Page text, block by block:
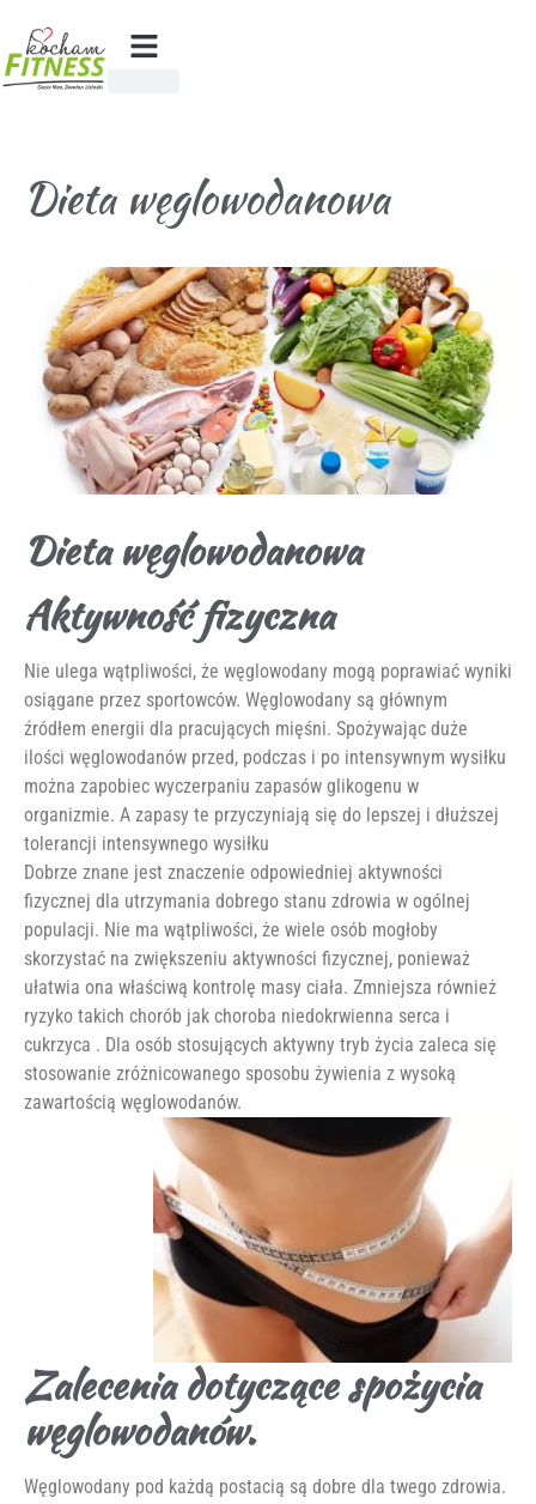
Dieta węglowodanowa
Dieta węglowodanowa
Aktywność fizyczna
Nie ulega wątpliwości, że węglowodany mogą poprawiać wyniki
osiągane przez sportowców. Węglowodany są głównym
źródłem energii dla pracujących mięśni. Spożywając duże
ilości węglowodanów przed, podczas i po intensywnym wysiłku
można zapobiec wyczerpaniu zapasów glikogenu w
organizmie. A zapasy te przyczyniają się do lepszej i dłuższej
tolerancji intensywnego wysiłku
Dobrze znane jest znaczenie odpowiedniej aktywności
fizycznej dla utrzymania dobrego stanu zdrowia w ogólnej
populacji. Nie ma wątpliwości, że wiele osób mogłoby
skorzystać na zwiększeniu aktywności fizycznej, ponieważ
ułatwia ona właściwą kontrolę masy ciała. Zmniejsza również
ryzyko takich chorób jak choroba niedokrwienna serca i
cukrzyca . Dla osób stosujących aktywny tryb życia zaleca się
stosowanie zróżnicowanego sposobu żywienia z wysoką
zawartością węglowodanów.
Zalecenia dotyczące spożycia
węglowodanów.
Węglowodany pod każdą postacią są dobre dla twego zdrowia.